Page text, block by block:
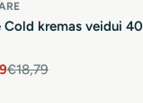
Cold kremas veidui 40
€18,79